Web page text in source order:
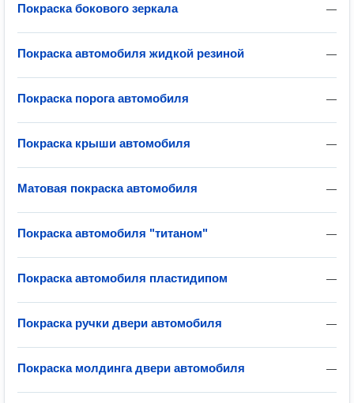
—
Покраска бокового зеркала
—
Покраска автомобиля жидкой резиной
—
Покраска порога автомобиля
—
Покраска крыши автомобиля
—
Матовая покраска автомобиля
—
Покраска автомобиля "титаном"
—
Покраска автомобиля пластидипом
—
Покраска ручки двери автомобиля
—
Покраска молдинга двери автомобиля